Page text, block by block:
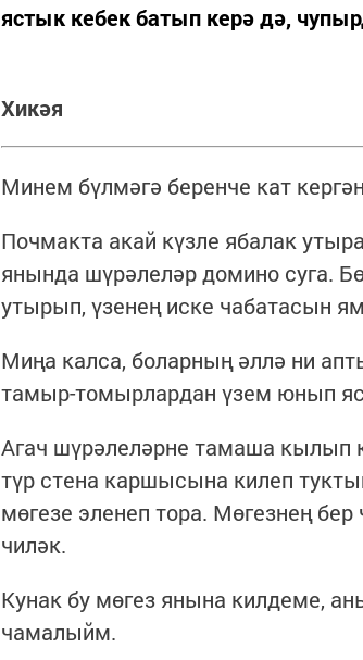
ястык кебек батып керә дә,
Хикәя
Минем бүлмәгә беренче кат
Почмакта акай күзле ябалак
янында шүрәлеләр домино суга.
утырып, үзенең иске чабатасын
Миңа калса, боларның әллә ни
тамыр-томырлардан үзем юнып
Агач шүрәлеләрне тамаша кылып
түр стена каршысына килеп
мөгезе эленеп тора. Мөгезнең
чиләк.
Кунак бу мөгез янына килдеме,
чамалыйм.